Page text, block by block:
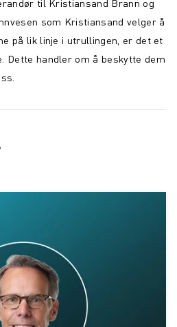
til Kristiansand Brann og
som Kristiansand velger å
på lik linje i utrullingen, er det et
Dette handler om å beskytte dem